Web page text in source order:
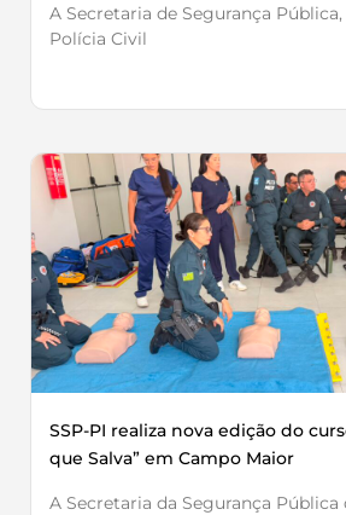
A Secretaria de Segurança
Polícia Civil
SSP-PI realiza nova edição do
que Salva” em Campo Maior
A Secretaria da Segurança Pública